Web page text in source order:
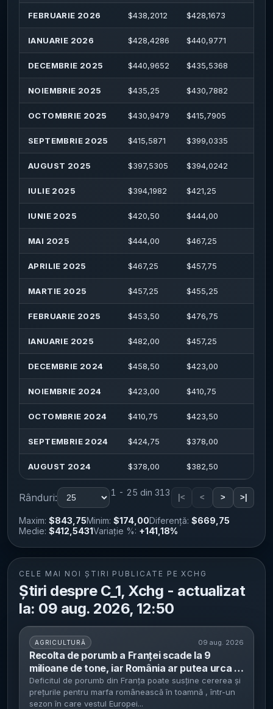
FEBRUARIE 2026 $438,2012 $428,1673
IANUARIE 2026 $428,4286 $440,9771
DECEMBRIE 2025 $440,9652 $435,5368
NOIEMBRIE 2025 $435,25 $430,7882
OCTOMBRIE 2025 $430,9479 $415,7905
SEPTEMBRIE 2025 $415,5871 $399,0335
AUGUST 2025 $397,5305 $394,0242
IULIE 2025 $394,1982 $421,25
IUNIE 2025 $420,50 $444,00
MAI 2025 $444,00 $467,25
APRILIE 2025 $467,25 $457,75
MARTIE 2025 $457,25 $455,25
FEBRUARIE 2025 $453,50 $476,75
IANUARIE 2025 $482,00 $457,25
DECEMBRIE 2024 $458,50 $423,00
NOIEMBRIE 2024 $423,00 $410,75
OCTOMBRIE 2024 $410,75 $423,50
SEPTEMBRIE 2024 $424,75 $378,00
AUGUST 2024 $378,00 $382,50
Rânduri: 1 - 25 din 313 |< < > >|
Maxim: $843,75Minim: $174,00Diferență: $669,75
Medie: $412,5431Variație %: +141,18%
CELE MAI NOI ȘTIRI PUBLICATE PE XCHG
Știri despre C_1, Xchg - actualizat
la: 09 aug. 2026, 12:50
AGRICULTURĂ 09 aug. 2026
Recolta de porumb a Franței scade la 9
milioane de tone, iar România ar putea urca la
8,2 milioane - deficitul din UE poate susține
cererea și prețurile pentru marfa românească
Deficitul de porumb din Franța poate susține cererea și
prețurile pentru marfa românească în toamnă , într-un
sezon în care vestul Europei...